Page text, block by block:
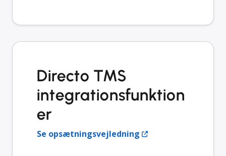
Directo TMS
integrationsfunktion
er
Se opsætningsvejledning